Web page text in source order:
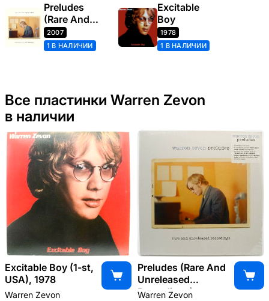
Preludes
(Rare And
Unreleased
Recordings)
2007
1 В НАЛИЧИИ
Excitable
Boy
1978
1 В НАЛИЧИИ
Все пластинки Warren Zevon
в наличии
Excitable Boy (1-st,
USA), 1978
Warren Zevon
Preludes (Rare And
Unreleased
Recordings)
Warren Zevon